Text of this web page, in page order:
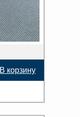
В корзину